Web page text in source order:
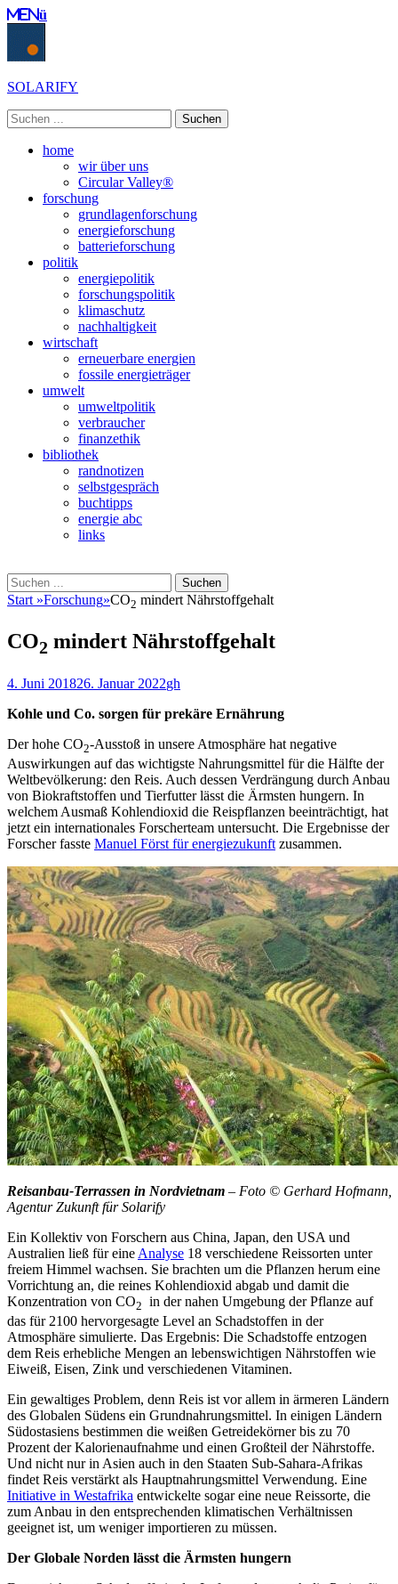
Menü
SOLARIFY
Suchen
nach:
Primäres
Zum
home
wir über uns
Circular Valley®
forschung
grundlagenforschung
energieforschung
batterieforschung
politik
energiepolitik
forschungspolitik
klimaschutz
nachhaltigkeit
wirtschaft
erneuerbare energien
fossile energieträger
umwelt
umweltpolitik
verbraucher
finanzethik
bibliothek
randnotizen
selbstgespräch
buchtipps
energie abc
links
Suchen
Suchen
nach:
Start »Forschung»CO2 mindert Nährstoffgehalt
CO2 mindert Nährstoffgehalt
Veröffentlicht
4. Juni 201826. Januar 2022Autor
gh
Kohle und Co. sorgen für prekäre Ernährung
Der hohe CO2-Ausstoß in unsere Atmosphäre hat negative
Auswirkungen auf das wichtigste Nahrungsmittel für die Hälfte der
Weltbevölkerung: den Reis. Auch dessen Verdrängung durch Anbau
von Biokraftstoffen und Tierfutter lässt die Ärmsten hungern. In
welchem Ausmaß Kohlendioxid die Reispflanzen beeinträchtigt, hat
jetzt ein internationales Forscherteam untersucht. Die Ergebnisse der
Forscher fasste Manuel Först für energiezukunft zusammen.
Reisanbau-Terrassen in Nordvietnam – Foto © Gerhard Hofmann,
Agentur Zukunft für Solarify
Ein Kollektiv von Forschern aus China, Japan, den USA und
Australien ließ für eine Analyse 18 verschiedene Reissorten unter
freiem Himmel wachsen. Sie brachten um die Pflanzen herum eine
Vorrichtung an, die reines Kohlendioxid abgab und damit die
Konzentration von CO2 in der nahen Umgebung der Pflanze auf
das für 2100 hervorgesagte Level an Schadstoffen in der
Atmosphäre simulierte. Das Ergebnis: Die Schadstoffe entzogen
dem Reis erhebliche Mengen an lebenswichtigen Nährstoffen wie
Eiweiß, Eisen, Zink und verschiedenen Vitaminen.
Ein gewaltiges Problem, denn Reis ist vor allem in ärmeren Ländern
des Globalen Südens ein Grundnahrungsmittel. In einigen Ländern
Südostasiens bestimmen die weißen Getreidekörner bis zu 70
Prozent der Kalorienaufnahme und einen Großteil der Nährstoffe.
Und nicht nur in Asien auch in den Staaten Sub-Sahara-Afrikas
findet Reis verstärkt als Hauptnahrungsmittel Verwendung. Eine
Initiative in Westafrika entwickelte sogar eine neue Reissorte, die
zum Anbau in den entsprechenden klimatischen Verhältnissen
geeignet ist, um weniger importieren zu müssen.
Der Globale Norden lässt die Ärmsten hungern